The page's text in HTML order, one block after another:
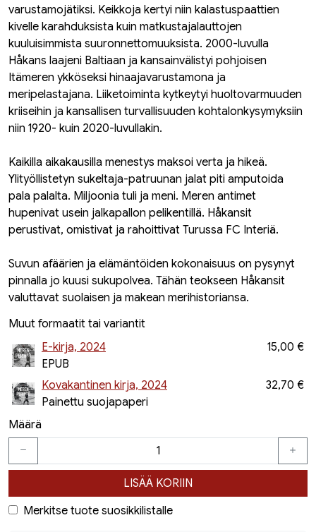
varustamojätiksi. Keikkoja kertyi niin kalastuspaattien
kivelle karahduksista kuin matkustajalauttojen
kuuluisimmista suuronnettomuuksista. 2000-luvulla
Håkans laajeni Baltiaan ja kansainvälistyi pohjoisen
Itämeren ykköseksi hinaajavarustamona ja
meripelastajana. Liiketoiminta kytkeytyi huoltovarmuuden
kriiseihin ja kansallisen turvallisuuden kohtalonkysymyksiin
niin 1920- kuin 2020-luvullakin.
Kaikilla aikakausilla menestys maksoi verta ja hikeä.
Ylityöllistetyn sukeltaja-patruunan jalat piti amputoida
pala palalta. Miljoonia tuli ja meni. Meren antimet
hupenivat usein jalkapallon pelikentillä. Håkansit
perustivat, omistivat ja rahoittivat Turussa FC Interiä.
Suvun afäärien ja elämäntöiden kokonaisuus on pysynyt
pinnalla jo kuusi sukupolvea. Tähän teokseen Håkansit
valuttavat suolaisen ja makean merihistoriansa.
Muut formaatit tai variantit
E-kirja, 2024
EPUB
15,00 €
Kovakantinen kirja, 2024
Painettu suojapaperi
32,70 €
Määrä
LISÄÄ KORIIN
Merkitse tuote suosikkilistalle